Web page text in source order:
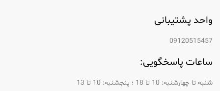
واحد پشتیبانی
09120515457
ساعات پاسخگویی:
شنبه تا چهارشنبه: 10 تا 18 ؛ پنجشنبه: 10 تا 13